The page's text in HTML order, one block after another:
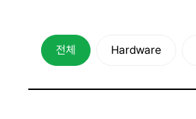
전체 Hardware